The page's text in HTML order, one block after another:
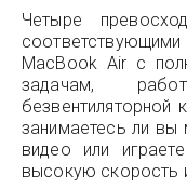
Четыре
MacBook Air с
задачам,
безвентиляторной
занимаетесь ли вы
видео или
высокую скорость